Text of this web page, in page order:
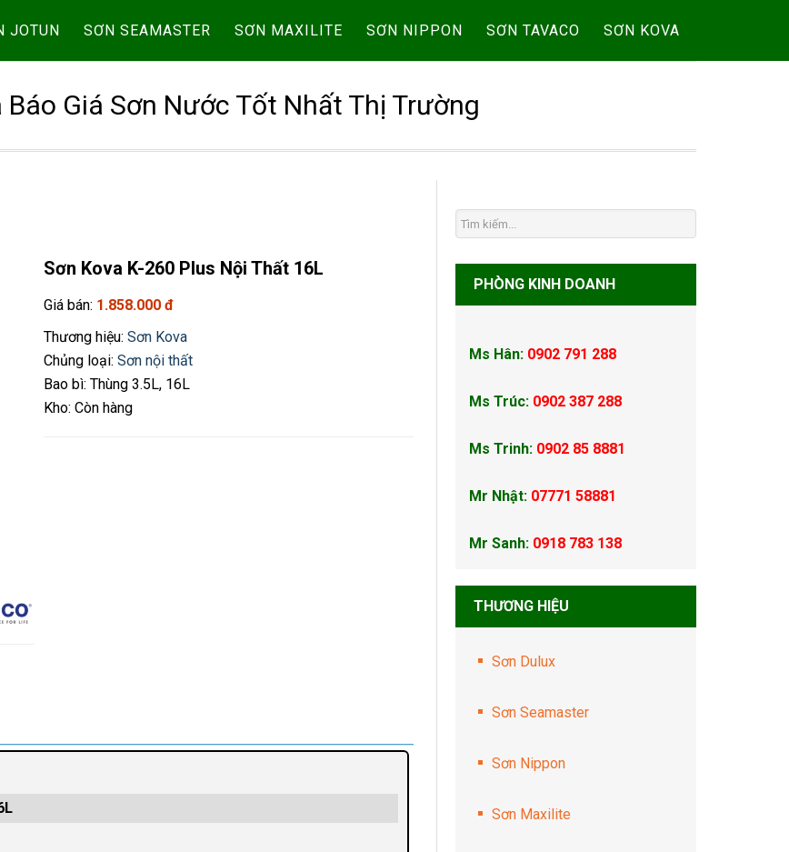
JOTUN SƠN SEAMASTER SƠN MAXILITE SƠN NIPPON SƠN TAVACO SƠN KOVA
Báo Giá Sơn Nước Tốt Nhất Thị Trường
Sơn Kova K-260 Plus Nội Thất 16L
Giá bán: 1.858.000 đ
Thương hiệu: Sơn Kova
Chủng loại: Sơn nội thất
Bao bì: Thùng 3.5L, 16L
Kho: Còn hàng
PHÒNG KINH DOANH
Ms Hân: 0902 791 288
Ms Trúc: 0902 387 288
Ms Trinh: 0902 85 8881
Mr Nhật: 07771 58881
Mr Sanh: 0918 783 138
THƯƠNG HIỆU
Sơn Dulux
Sơn Seamaster
Sơn Nippon
Sơn Maxilite